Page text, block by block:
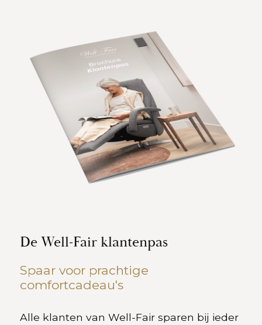
De Well-Fair klantenpas
Spaar voor prachtige
comfortcadeau's
Alle klanten van Well-Fair sparen bij ieder